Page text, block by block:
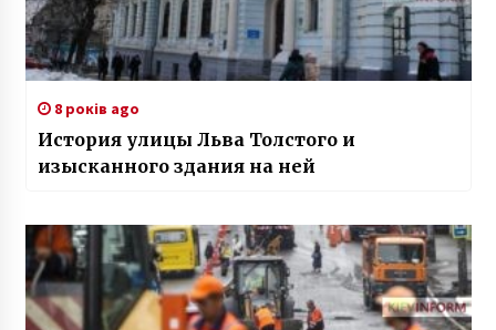
8 років ago
История улицы Льва Толстого и
изысканного здания на ней